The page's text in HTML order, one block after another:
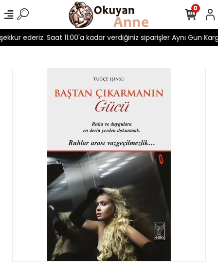
ederiz. Saat 11:00'a kadar verdiğiniz siparişler Aynı Gün
0